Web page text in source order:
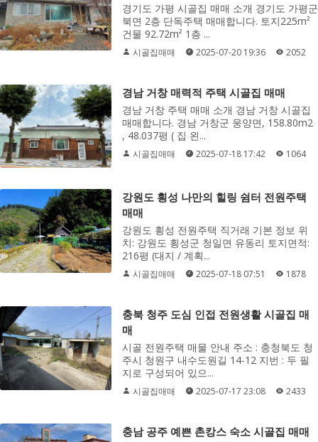
경기도 가평 시골집 매매 소개 경기도 가평군
북면 2층 단독주택 매매합니다. 토지225m²
건물 92.72m² 1층 ...
시골집매매 2025-07-20 19:36 2052
경남 거창 매력적 주택 시골집 매매
경남 거창 주택 매매 소개 경남 거창 시골집
매매합니다. 경남 거창군 웅양면, 158.80m2
, 48.037평 ( 집 왼...
시골집매매 2025-07-18 17:42 1064
강원도 횡성 나만의 힐링 쉼터 전원주택
매매
강원도 횡성 전원주택 직거래 기본 정보 위
치: 강원도 횡성군 청일면 유동리 토지면적:
216평 (대지 / 계획...
시골집매매 2025-07-18 07:51 1878
충북 청주 도심 인접 전원생활 시골집 매
매
시골 전원주택 매물 안내 주소 : 충청북도 청
주시 청원구 내수도원길 14-12 지번 : 두 필
지로 구성되어 있으...
시골집매매 2025-07-17 23:08 2433
충남 공주 예쁜 촌캉스 숙소 시골집 매매